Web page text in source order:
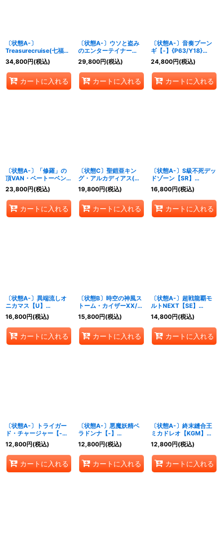
〔状態A-〕
Treasurecruise(七福神
の宝船巡り)【-】
{1/1/2016}《火》
34,800円(税込)
カートに入れる
〔状態A-〕ウソと盗み
のエンターテイナー
【-】{P65/Y17}《多》
29,800円(税込)
カートに入れる
〔状態A-〕音奏プーン
ギ【-】{P63/Y18}
《光》
24,800円(税込)
カートに入れる
〔状態A-〕「修羅」の
頂VAN・ベートーベン
【SR】{P65/Y18}
《無》
23,800円(税込)
カートに入れる
〔状態C〕聖鎧亜キン
グ・アルカディアス(絵
柄違い)【SE】
{DM26S3/S5/Y6}
《多》
19,800円(税込)
カートに入れる
〔状態A-〕S級不死デッ
ドゾーン【SR】
{P19/Y17}《闇》
16,800円(税込)
カートに入れる
〔状態A-〕異端流しオ
ニカマス【U】
{P39/Y17}《水》
16,800円(税込)
カートに入れる
〔状態B〕時空の神風ス
トーム・カイザーXX/奇
跡の覚醒者ファイナル・
ストームXXNEX【SE】
{DM38秘
S3b/S5/S3a/S5}《超
次元》
15,800円(税込)
カートに入れる
〔状態A-〕超戦龍覇モ
ルトNEXT【SE】
{DMR16極VV1秘
2/VV1}《火》
14,800円(税込)
カートに入れる
〔状態A-〕トライガー
ド・チャージャー【-】
{P12/Y18}《光》
12,800円(税込)
カートに入れる
〔状態A-〕悪魔妖精ベ
ラドンナ【-】
{P82/Y18}《多》
12,800円(税込)
カートに入れる
〔状態A-〕終末縫合王
ミカドレオ【KGM】
{RP202S/20}《多》
12,800円(税込)
カートに入れる